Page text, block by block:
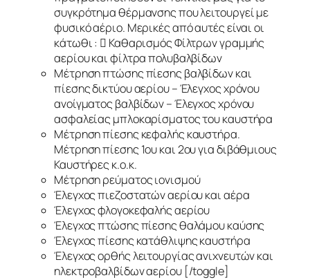
συγκρότημα θέρμανσης που λειτουργεί με
φυσικό αέριο. Μερικές από αυτές είναι οι
κάτωθι :  Καθαρισμός Φίλτρων γραμμής
αερίου και φίλτρα πολυβαλβίδων
Μέτρηση πτώσης πίεσης βαλβίδων και
πίεσης δικτύου αερίου – Έλεγχος χρόνου
ανοίγματος βαλβίδων – Έλεγχος χρόνου
ασφαλείας μπλοκαρίσματος του καυστήρα
Μέτρηση πίεσης κεφαλής καυστήρα.
Μέτρηση πίεσης 1ου και 2ου για διβάθμιους
Καυστήρες κ.ο.κ.
Μέτρηση ρεύματος ιονισμού
Έλεγχος πιεζοστατών αερίου και αέρα
Έλεγχος φλογοκεφαλής αερίου
Έλεγχος πτώσης πίεσης θαλάμου καύσης
Έλεγχος πίεσης κατάθλιψης καυστήρα
Έλεγχος ορθής λειτουργίας ανιχνευτών και
ηλεκτροβαλβίδων αερίου [/toggle]